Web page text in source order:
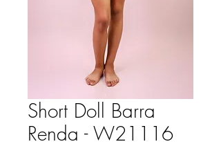
Short Doll Barra
Renda - W21116